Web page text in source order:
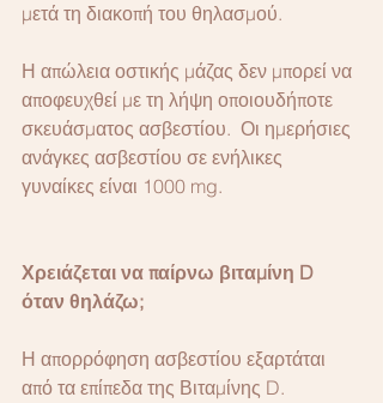
μετά τη διακοπή του θηλασμού.
Η απώλεια οστικής μάζας δεν μπορεί να
αποφευχθεί με τη λήψη οποιουδήποτε
σκευάσματος ασβεστίου.  Οι ημερήσιες
ανάγκες ασβεστίου σε ενήλικες
γυναίκες είναι 1000 mg.
Χρειάζεται να παίρνω βιταμίνη D
όταν θηλάζω;
Η απορρόφηση ασβεστίου εξαρτάται
από τα επίπεδα της Βιταμίνης D.